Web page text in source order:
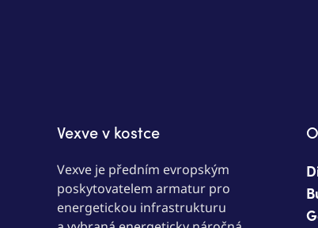
Vexve v kostce
Vexve je předním evropským
poskytovatelem armatur pro
energetickou infrastrukturu